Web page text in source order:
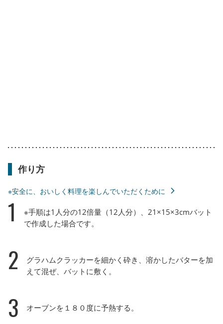
作り方
※安全に、おいしく料理を楽しんでいただくために
1
※手順は1人分の12倍量（12人分）、21×15×3cmバット
で作成した場合です。
2
グラハムクラッカーを細かく砕き、溶かしたバターを加
えて混ぜ、バットに敷く。
3 オーブンを１８０度に予熱する。